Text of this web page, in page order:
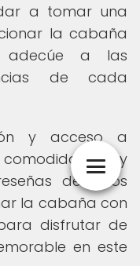
a tomar una
la cabaña
adecúe a las
de cada
y acceso a
y
de otros
la cabaña con
disfrutar de
en este